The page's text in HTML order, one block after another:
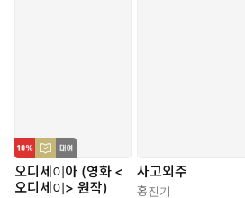
오디세이아 (영화 <
오디세이> 원작)
사고외주
홍진기